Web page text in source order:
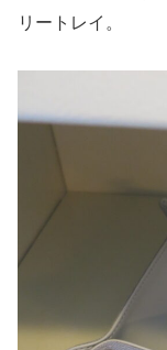
リートレイ。